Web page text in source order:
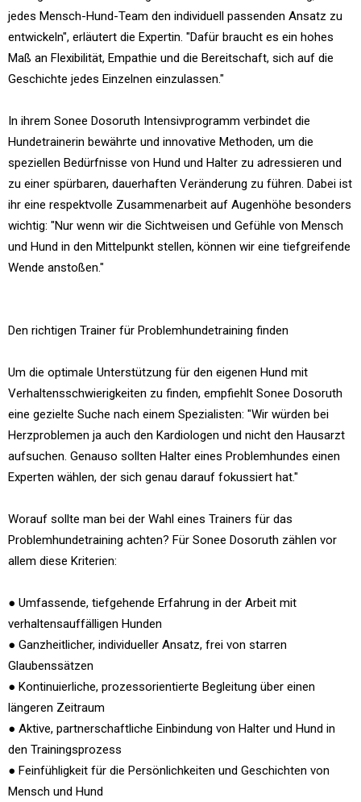
jedes Mensch-Hund-Team den individuell passenden Ansatz zu
entwickeln", erläutert die Expertin. "Dafür braucht es ein hohes
Maß an Flexibilität, Empathie und die Bereitschaft, sich auf die
Geschichte jedes Einzelnen einzulassen."
In ihrem Sonee Dosoruth Intensivprogramm verbindet die
Hundetrainerin bewährte und innovative Methoden, um die
speziellen Bedürfnisse von Hund und Halter zu adressieren und
zu einer spürbaren, dauerhaften Veränderung zu führen. Dabei ist
ihr eine respektvolle Zusammenarbeit auf Augenhöhe besonders
wichtig: "Nur wenn wir die Sichtweisen und Gefühle von Mensch
und Hund in den Mittelpunkt stellen, können wir eine tiefgreifende
Wende anstoßen."
Den richtigen Trainer für Problemhundetraining finden
Um die optimale Unterstützung für den eigenen Hund mit
Verhaltensschwierigkeiten zu finden, empfiehlt Sonee Dosoruth
eine gezielte Suche nach einem Spezialisten: "Wir würden bei
Herzproblemen ja auch den Kardiologen und nicht den Hausarzt
aufsuchen. Genauso sollten Halter eines Problemhundes einen
Experten wählen, der sich genau darauf fokussiert hat."
Worauf sollte man bei der Wahl eines Trainers für das
Problemhundetraining achten? Für Sonee Dosoruth zählen vor
allem diese Kriterien:
● Umfassende, tiefgehende Erfahrung in der Arbeit mit
verhaltensauffälligen Hunden
● Ganzheitlicher, individueller Ansatz, frei von starren
Glaubenssätzen
● Kontinuierliche, prozessorientierte Begleitung über einen
längeren Zeitraum
● Aktive, partnerschaftliche Einbindung von Halter und Hund in
den Trainingsprozess
● Feinfühligkeit für die Persönlichkeiten und Geschichten von
Mensch und Hund